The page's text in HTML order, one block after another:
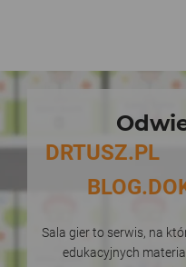
DRTUSZ.PL
Sala gier to serwis, na
edukacyjnych